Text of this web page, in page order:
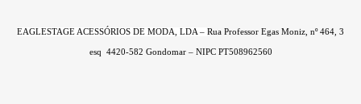
EAGLESTAGE ACESSÓRIOS DE MODA, LDA – Rua Professor Egas Moniz, nº 464, 3
esq 4420-582 Gondomar – NIPC PT508962560